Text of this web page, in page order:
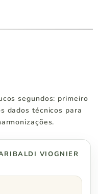
R$ 500
Pedidos a partir de
segundos: primeiro
dados técnicos para
VIOGNIER